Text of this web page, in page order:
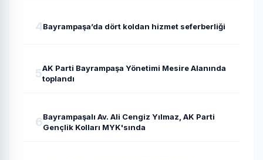
4Bayrampaşa’da dört koldan hizmet seferberliği
5AK Parti Bayrampaşa Yönetimi Mesire Alanında
toplandı
6Bayrampaşalı Av. Ali Cengiz Yılmaz, AK Parti
Gençlik Kolları MYK'sında